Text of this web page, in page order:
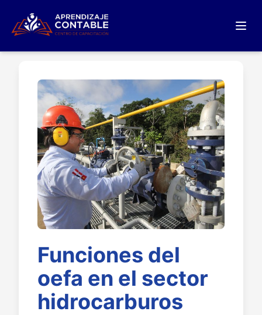
Funciones del
oefa en el sector
hidrocarburos